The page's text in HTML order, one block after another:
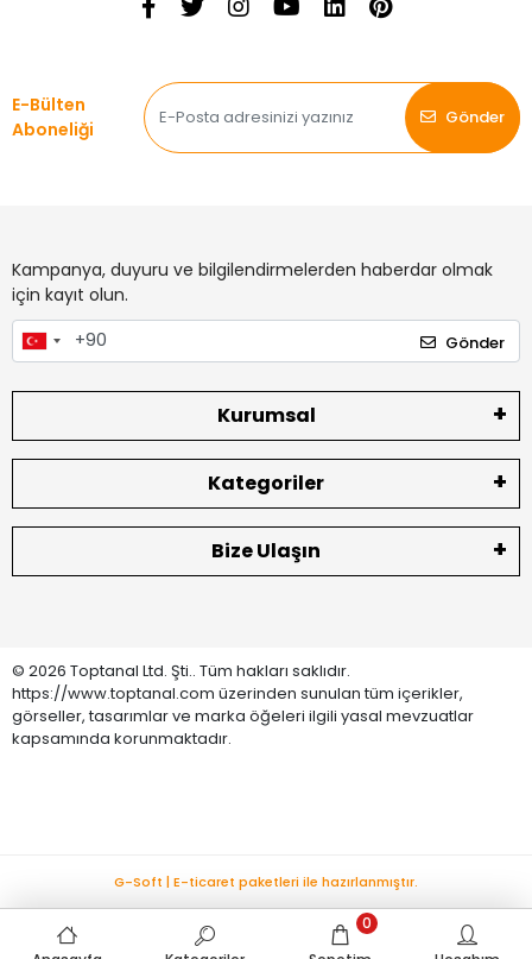
E-Bülten
Aboneliği
Gönder
Kampanya, duyuru ve bilgilendirmelerden haberdar olmak
için kayıt olun.
Gönder
Kurumsal
Kategoriler
Bize Ulaşın
© 2026 Toptanal Ltd. Şti.. Tüm hakları saklıdır.
https://www.toptanal.com üzerinden sunulan tüm içerikler,
görseller, tasarımlar ve marka öğeleri ilgili yasal mevzuatlar
kapsamında korunmaktadır.
0
G-Soft | E-ticaret paketleri ile hazırlanmıştır.